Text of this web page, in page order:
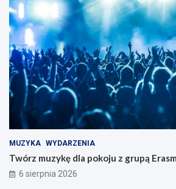
MUZYKA WYDARZENIA
Twórz muzykę dla pokoju z grupą
6 sierpnia 2026